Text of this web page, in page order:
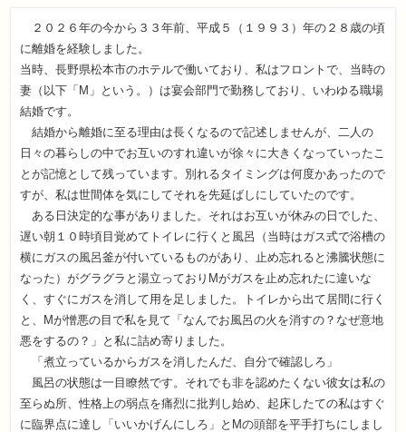
２０２６年の今から３３年前、平成５（１９９３）年の２８歳の頃
に離婚を経験しました。
当時、長野県松本市のホテルで働いており、私はフロントで、当時の
妻（以下「M」という。）は宴会部門で勤務しており、いわゆる職場
結婚です。
結婚から離婚に至る理由は長くなるので記述しませんが、二人の
日々の暮らしの中でお互いのすれ違いが徐々に大きくなっていったこ
とが記憶として残っています。別れるタイミングは何度かあったので
すが、私は世間体を気にしてそれを先延ばしにしていたのです。
ある日決定的な事がありました。それはお互いが休みの日でした、
遅い朝１０時頃目覚めてトイレに行くと風呂（当時はガス式で浴槽の
横にガスの風呂釜が付いているものがあり、止め忘れると沸騰状態に
なった）がグラグラと湯立っておりMがガスを止め忘れたに違いな
く、すぐにガスを消して用を足しました。トイレから出て居間に行く
と、Mが憎悪の目で私を見て「なんでお風呂の火を消すの？なぜ意地
悪をするの？」と私に詰め寄りました。
「煮立っているからガスを消したんだ、自分で確認しろ」
風呂の状態は一目瞭然です。それでも非を認めたくない彼女は私の
至らぬ所、性格上の弱点を痛烈に批判し始め、起床したての私はすぐ
に臨界点に達し「いいかげんにしろ」とMの頭部を平手打ちにしまし